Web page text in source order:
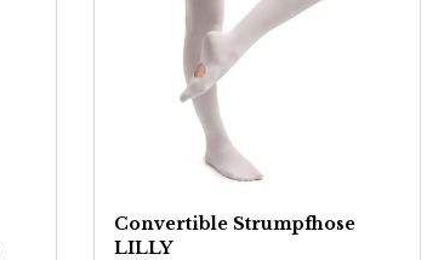
Convertible Strumpfhose
LILLY